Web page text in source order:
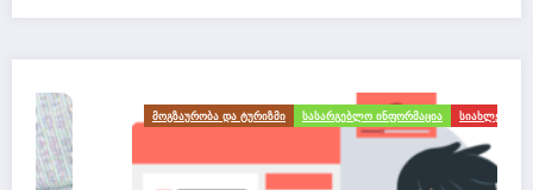
ᲛᲝᲒᲖᲐᲣᲠᲝᲑᲐ ᲓᲐ ᲢᲣᲠᲘᲖᲛᲘ ᲡᲐᲡᲐᲠᲒᲔᲑᲚᲝ ᲘᲜᲤᲝᲠᲛᲐᲪᲘᲐ ᲡᲘᲐᲮᲚᲔᲔᲑᲘ